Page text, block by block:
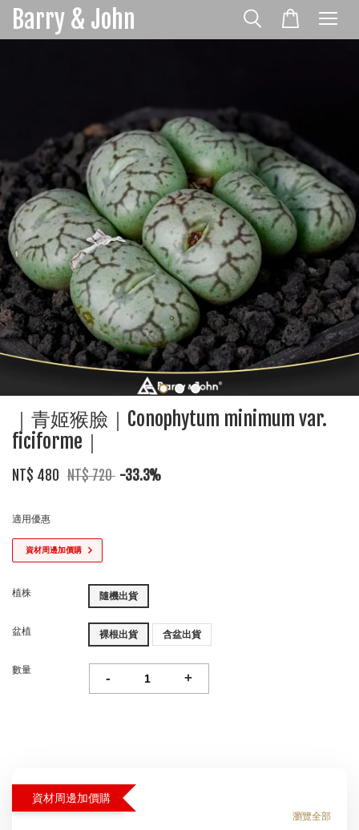
Barry & John
｜青姬猴臉｜Conophytum minimum var.
ficiforme｜
NT$ 480 NT$ 720 -33.3%
適用優惠
資材周邊加價購
植株 隨機出貨
盆植 裸根出貨 含盆出貨
數量
- +
資材周邊加價購
瀏覽全部